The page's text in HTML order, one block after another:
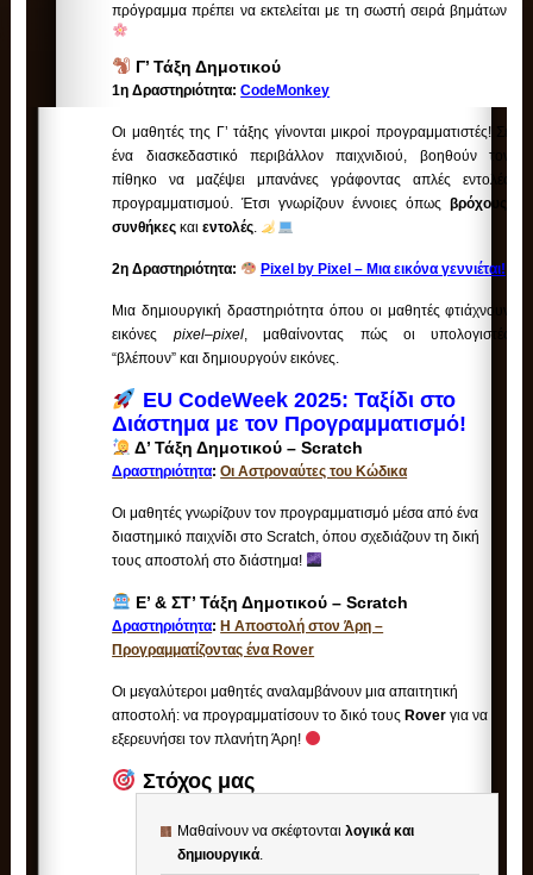
πρόγραμμα πρέπει να εκτελείται με τη σωστή σειρά βημάτων.
Γ’ Τάξη Δημοτικού
1η Δραστηριότητα: CodeMonkey
Οι μαθητές της Γ’ τάξης γίνονται μικροί προγραμματιστές! Σε
ένα διασκεδαστικό περιβάλλον παιχνιδιού, βοηθούν τον
πίθηκο να μαζέψει μπανάνες γράφοντας απλές εντολές
προγραμματισμού. Έτσι γνωρίζουν έννοιες όπωςβρόχους
συνθήκες καιεντολές
2η Δραστηριότητα: Pixel by Pixel – Μια εικόνα γεννιέται!
Μια δημιουργική δραστηριότητα όπου οι μαθητές φτιάχνουν
εικόνες pixel–pixel, μαθαίνοντας πώς οι υπολογιστές
“βλέπουν” και δημιουργούν εικόνες.
EU CodeWeek 2025: Ταξίδι στο
Διάστημα με τον Προγραμματισμό!
Δ’ Τάξη Δημοτικού – Scratch
Δραστηριότητα: Οι Αστροναύτες του Κώδικα
Οι μαθητές γνωρίζουν τον προγραμματισμό μέσα από ένα
διαστημικό παιχνίδι στο Scratch, όπου σχεδιάζουν τη δική
τους αποστολή στο διάστημα!
Ε’ & ΣΤ’ Τάξη Δημοτικού – Scratch
Δραστηριότητα: Η Αποστολή στον Άρη –
Προγραμματίζοντας ένα Rover
Οι μεγαλύτεροι μαθητές αναλαμβάνουν μια απαιτητική
αποστολή: να προγραμματίσουν το δικό τουςRover για να
εξερευνήσει τον πλανήτη Άρη!
Στόχος μας
Μαθαίνουν να σκέφτονταιλογικά και
δημιουργικά.